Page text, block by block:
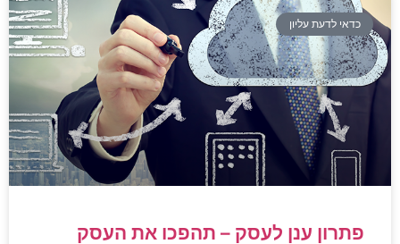
כדאי לדעת עליון
פתרון ענן לעסק – תהפכו את העסק